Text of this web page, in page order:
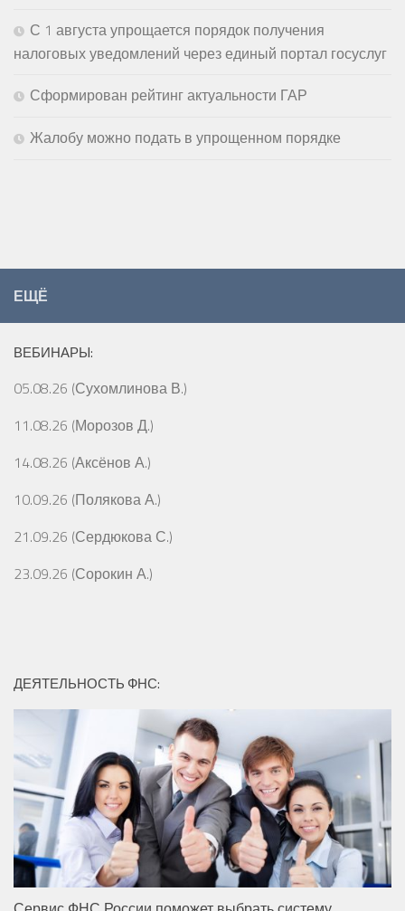
С 1 августа упрощается порядок получения
налоговых уведомлений через единый портал госуслуг
Сформирован рейтинг актуальности ГАР
Жалобу можно подать в упрощенном порядке
ЕЩЁ
ВЕБИНАРЫ:
05.08.26 (Сухомлинова В.)
11.08.26 (Морозов Д.)
14.08.26 (Аксёнов А.)
10.09.26 (Полякова А.)
21.09.26 (Сердюкова С.)
23.09.26 (Сорокин А.)
ДЕЯТЕЛЬНОСТЬ ФНС: